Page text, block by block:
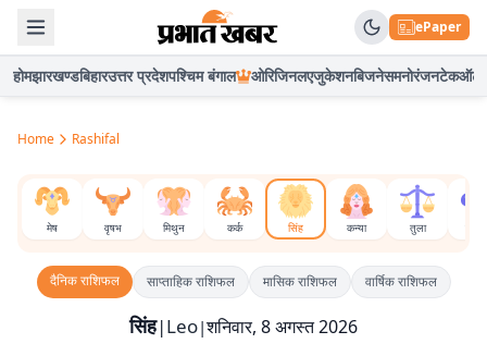
ePaper
होमझारखण्डबिहारउत्तर प्रदेशपश्चिम बंगाल ओरिजिनलएजुकेशनबिजनेसमनोरंजनटेकऑटो
Home Rashifal
मेष वृषभ मिथुन कर्क सिंह कन्या तुला
दैनिकराशिफल साप्ताहिकराशिफल मासिकराशिफल वार्षिकराशिफल
सिंह|Leo|शनिवार, 8 अगस्त 2026